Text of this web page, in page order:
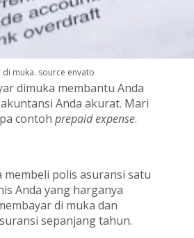
muka. source envato
dimuka membantu Anda
Anda akurat. Mari
contoh prepaid expense.
membeli polis asuransi satu
Anda yang harganya
di muka dan
sepanjang tahun.